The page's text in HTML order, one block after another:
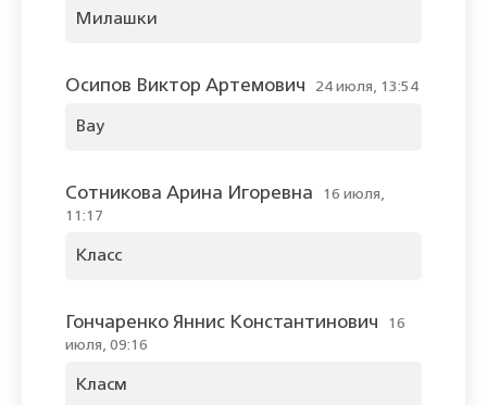
Милашки
Осипов Виктор Артемович 24 июля, 13:54
Вау
Сотникова Арина Игоревна
16 июля,
11:17
Класс
Гончаренко Яннис Константинович
16
июля, 09:16
Класм